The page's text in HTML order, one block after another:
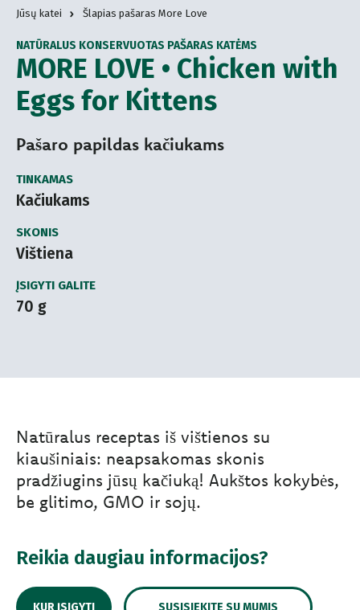
Jūsų katei Šlapias pašaras More Love
MORE LOVE • Chicken with
Eggs for Kittens
NATŪRALUS KONSERVUOTAS PAŠARAS KATĖMS
Pašaro papildas kačiukams
TINKAMAS
Kačiukams
SKONIS
Vištiena
ĮSIGYTI GALITE
70 g
Natūralus receptas iš vištienos su
kiaušiniais: neapsakomas skonis
pradžiugins jūsų kačiuką! Aukštos kokybės,
be glitimo, GMO ir sojų.
Reikia daugiau informacijos?